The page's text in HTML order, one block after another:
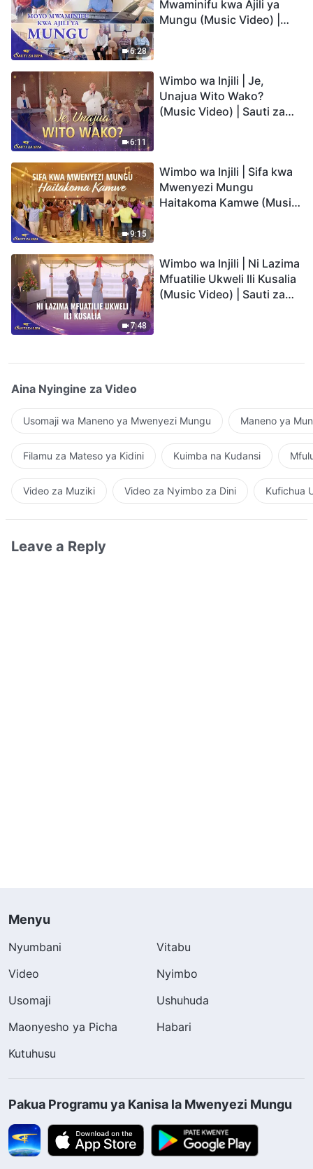
6:28
Mwaminifu kwa Ajili ya
Mungu (Music Video) |
6:11
Wimbo wa Injili | Je,
Unajua Wito Wako?
(Music Video) | Sauti za
9:15
Wimbo wa Injili | Sifa kwa
Mwenyezi Mungu
Haitakoma Kamwe (Music
7:48
Wimbo wa Injili | Ni Lazima
Mfuatilie Ukweli Ili Kusalia
(Music Video) | Sauti za
Aina Nyingine za Video
Usomaji wa Maneno ya Mwenyezi Mungu Maneno ya
Filamu za Mateso ya Kidini Kuimba na Kudansi
Video za Muziki Video za Nyimbo za Dini Kufichua
Leave a Reply
Menyu
Nyumbani
Vitabu
Video
Nyimbo
Usomaji
Ushuhuda
Maonyesho ya Picha
Habari
Kutuhusu
Pakua Programu ya Kanisa la Mwenyezi Mungu